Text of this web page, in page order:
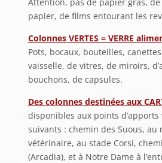
papier, de films entourant les
Colonnes VERTES = VERRE
Pots, bocaux, bouteilles,
vaisselle, de vitres, de miroirs,
bouchons, de capsules.
Des colonnes destinées aux
disponibles aux points d’apports
suivants : chemin des Suous,
vétérinaire, au stade Corsi,
(Arcadia), et à Notre Dame à